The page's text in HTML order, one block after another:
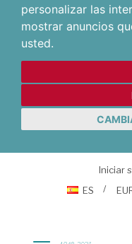
personalizar las
mostrar anuncios
usted.
Iniciar
ES